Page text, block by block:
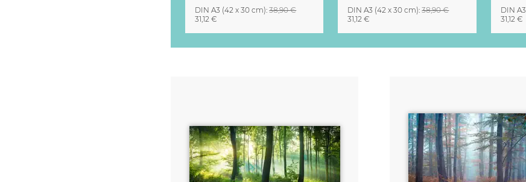
DIN A3 (42 x 30 cm):38,90 €
31,12 €
DIN A3 (42 x 30 cm):38,90 €
31,12 €
DIN A3
31,12 €